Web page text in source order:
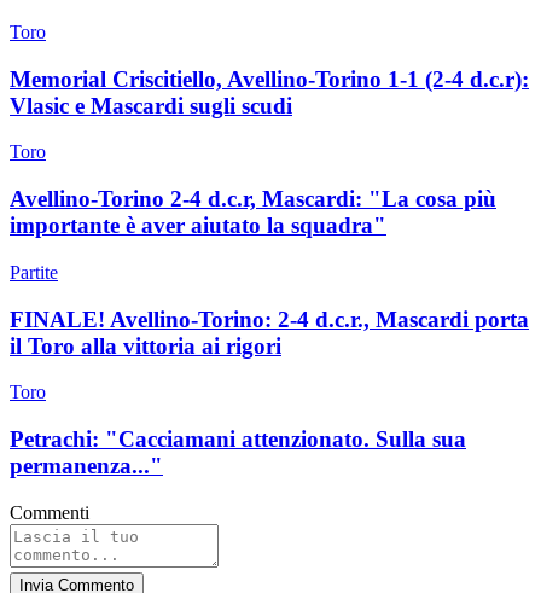
Toro
Memorial Criscitiello, Avellino-Torino 1-1 (2-4 d.c.r):
Vlasic e Mascardi sugli scudi
Toro
Avellino-Torino 2-4 d.c.r, Mascardi: "La cosa più
importante è aver aiutato la squadra"
Partite
FINALE! Avellino-Torino: 2-4 d.c.r., Mascardi porta
il Toro alla vittoria ai rigori
Toro
Petrachi: "Cacciamani attenzionato. Sulla sua
permanenza..."
Commenti
Invia Commento